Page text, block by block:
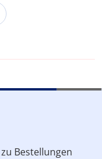
Bestellungen